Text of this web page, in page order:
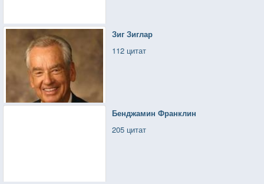
Зиг Зиглар
112 цитат
Бенджамин Франклин
205 цитат